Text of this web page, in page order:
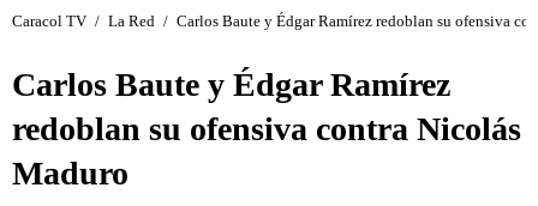
Caracol TV / La Red / Carlos Baute y Édgar Ramírez redoblan su ofensiva
Carlos Baute y Édgar Ramírez
redoblan su ofensiva contra Nicolás
Maduro